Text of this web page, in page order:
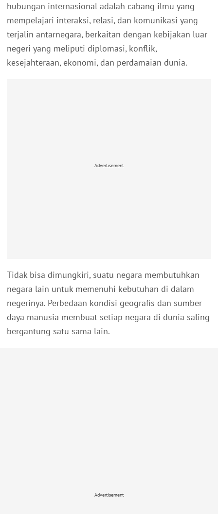
hubungan internasional adalah cabang ilmu yang
mempelajari interaksi, relasi, dan komunikasi yang
terjalin antarnegara, berkaitan dengan kebijakan luar
negeri yang meliputi diplomasi, konflik,
kesejahteraan, ekonomi, dan perdamaian dunia.
Advertisement
Tidak bisa dimungkiri, suatu negara membutuhkan
negara lain untuk memenuhi kebutuhan di dalam
negerinya. Perbedaan kondisi geografis dan sumber
daya manusia membuat setiap negara di dunia saling
bergantung satu sama lain.
Advertisement